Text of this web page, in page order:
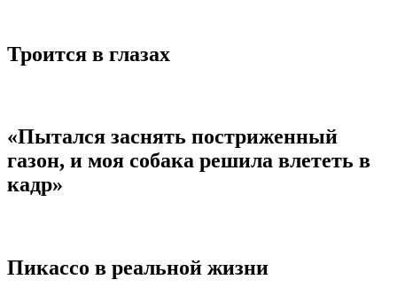
Троится в глазах
«Пытался заснять постриженный
газон, и моя собака решила влететь в
кадр»
Пикассо в реальной жизни